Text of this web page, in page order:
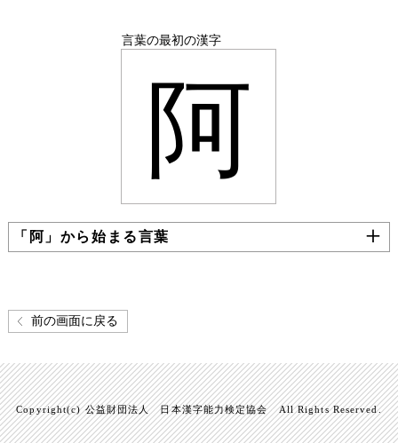
言葉の最初の漢字
阿
「阿」から始まる言葉
前の画面に戻る
Copyright(c) 公益財団法人 日本漢字能力検定協会 All Rights Reserved.